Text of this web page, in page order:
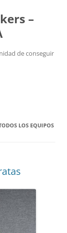
–
de conseguir
LOS EQUIPOS